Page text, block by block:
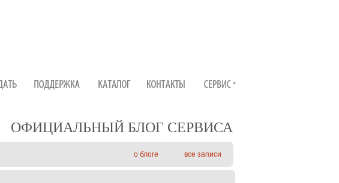
ОФИЦИАЛЬНЫЙ БЛОГ СЕРВИСА
о блоге все записи